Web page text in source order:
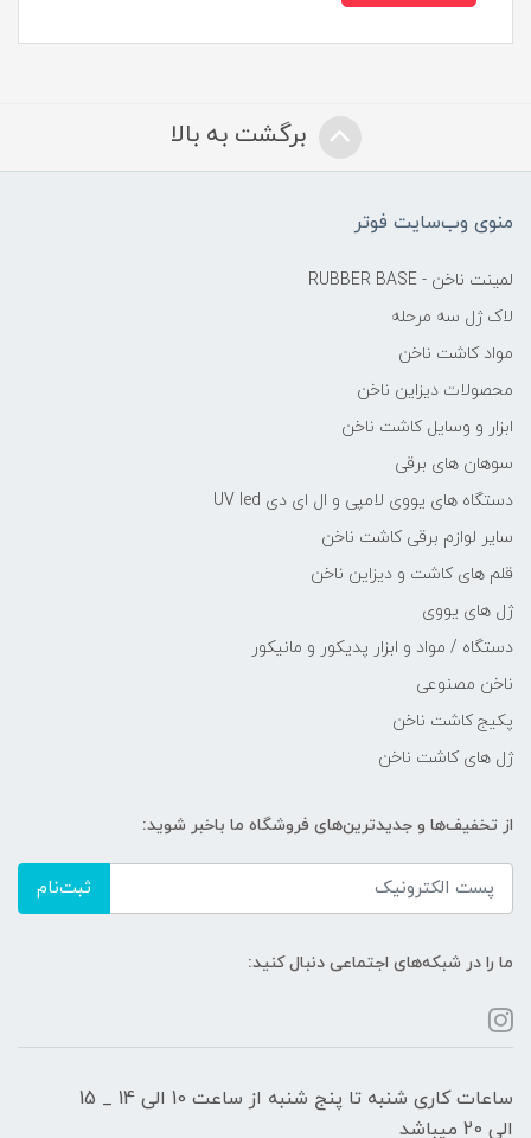
برگشت به بالا
منوی وب‌سایت فوتر
لمینت ناخن - RUBBER BASE
لاک ژل سه مرحله
مواد کاشت ناخن
محصولات دیزاین ناخن
ابزار و وسایل کاشت ناخن
سوهان های برقی
دستگاه های یووی لامپی و ال ای دی UV led
سایر لوازم برقی کاشت ناخن
قلم های کاشت و دیزاین ناخن
ژل های یووی
دستگاه / مواد و ابزار پدیکور و مانیکور
ناخن مصنوعی
پکیج کاشت ناخن
ژل های کاشت ناخن
از تخفیف‌ها و جدیدترین‌های فروشگاه ما باخبر شوید:
ثبت‌نام
ما را در شبکه‌های اجتماعی دنبال کنید:
ساعات کاری شنبه تا پنج شنبه از ساعت 10 الی 14 _ 15
الی 20 میباشد